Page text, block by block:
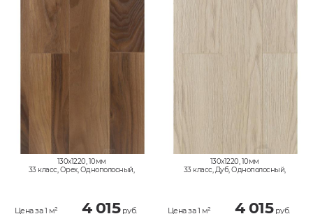
130x1220, 10мм
33 класс, Орех, Однополосный,
Цена за 1 м² 4 015руб.
130x1220, 10мм
33 класс, Дуб, Однополосный,
Цена за 1 м² 4 015руб.